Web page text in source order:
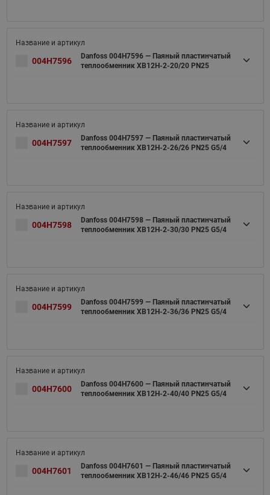
004H7596
Danfoss 004H7596 — Паяный пластинчатый
теплообменник XB12H-2-20/20 PN25
004H7597
Danfoss 004H7597 — Паяный пластинчатый
теплообменник XB12H-2-26/26 PN25 G5/4
004H7598
Danfoss 004H7598 — Паяный пластинчатый
теплообменник XB12H-2-30/30 PN25 G5/4
004H7599
Danfoss 004H7599 — Паяный пластинчатый
теплообменник XB12H-2-36/36 PN25 G5/4
004H7600
Danfoss 004H7600 — Паяный пластинчатый
теплообменник XB12H-2-40/40 PN25 G5/4
004H7601
Danfoss 004H7601 — Паяный пластинчатый
теплообменник XB12H-2-46/46 PN25 G5/4